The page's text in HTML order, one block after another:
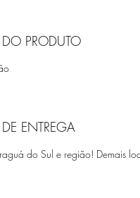
PRODUTO
ENTREGA
do Sul e região! Demais